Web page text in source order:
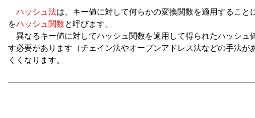
ハッシュ法は、キー値に対して何らかの変換関数を適用するこ
をハッシュ関数と呼びます。
異なるキー値に対してハッシュ関数を適用して得られたハッシュ
す必要があります（チェイン法やオープンアドレス法などの手法
くくなります。